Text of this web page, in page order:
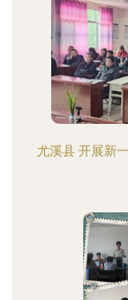
尤溪县 开展新